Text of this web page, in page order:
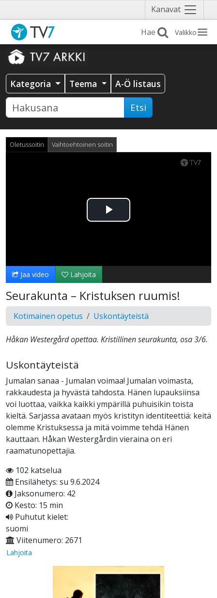
Kanavat Näytä
valikko
Valikko
Kategoria Teema A-Ö listaus
Etsi
Oletussoitin Vaihtoehtoinen soitin
Toista
Jaa video Lahjoita
Seurakunta – Kristuksen ruumis!
Kotimainen opetus Uskontäyteistä
Håkan Westergård opettaa. Kristillinen seurakunta, osa 3/6.
Uskontäyteistä
Jumalan sanaa - Jumalan voimaa! Jumalan voimasta,
rakkaudesta ja hyvästä tahdosta. Hänen lupauksiinsa
voi luottaa, vaikka kaikki ympärillä puhuisikin toista
kieltä. Sarjassa avataan myös kristityn identiteettiä: keitä
olemme Kristuksessa ja mitä voimme tehdä Hänen
kauttaan. Håkan Westergårdin vieraina on eri
raamatunopettajia.
102 katselua
Ensilähetys: su 9.6.2024
Jaksonumero: 42
Kesto: 15 min
Puhutut kielet:
suomi
Viitenumero: 2671
Lahjoita